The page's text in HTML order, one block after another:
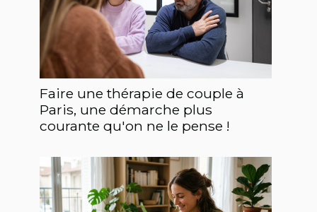
Faire une thérapie de couple à
Paris, une démarche plus
courante qu'on ne le pense !